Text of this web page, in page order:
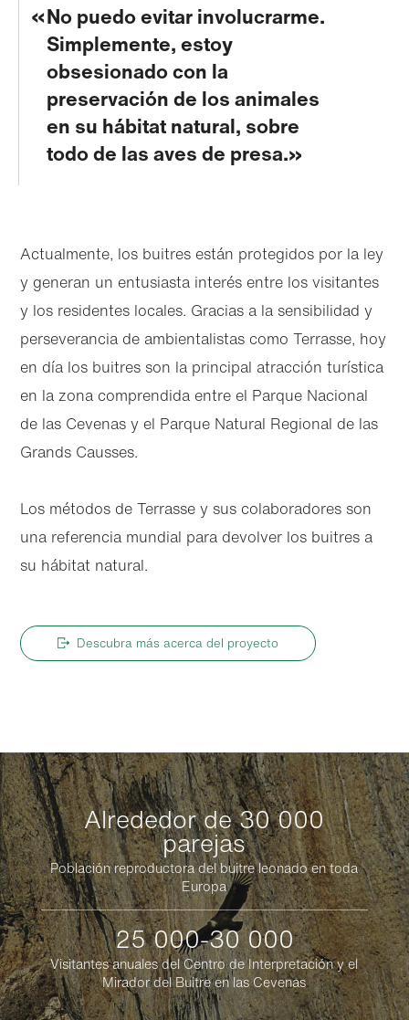
No puedo evitar involucrarme.
Simplemente, estoy
obsesionado con la
preservación de los animales
en su hábitat natural, sobre
todo de las aves de presa.
Actualmente, los buitres están protegidos por la ley
y generan un entusiasta interés entre los visitantes
y los residentes locales. Gracias a la sensibilidad y
perseverancia de ambientalistas como Terrasse, hoy
en día los buitres son la principal atracción turística
en la zona comprendida entre el Parque Nacional
de las Cevenas y el Parque Natural Regional de las
Grands Causses.
Los métodos de Terrasse y sus colaboradores son
una referencia mundial para devolver los buitres a
su hábitat natural.
Descubra más acerca del proyecto
Alrededor de 30 000
parejas
Población reproductora del buitre leonado en toda
Europa
25 000-30 000
Visitantes anuales del Centro de Interpretación y el
Mirador del Buitre en las Cevenas